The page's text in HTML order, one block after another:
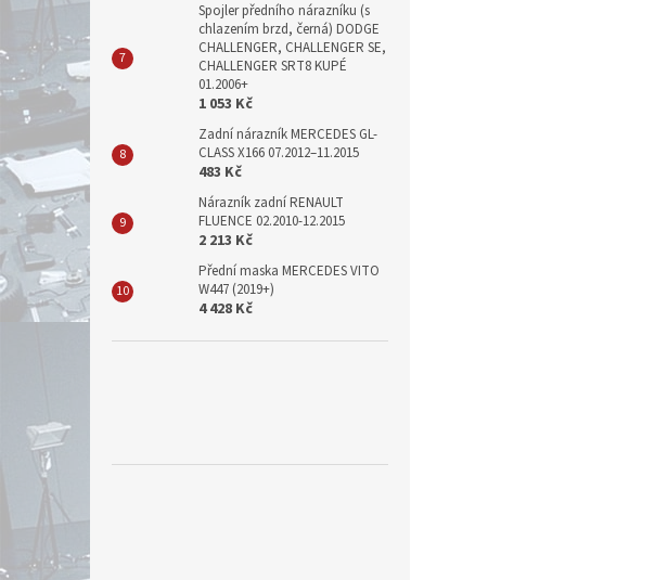
Spojler předního nárazníku (s
chlazením brzd, černá) DODGE
CHALLENGER, CHALLENGER SE,
CHALLENGER SRT8 KUPÉ
01.2006+
1 053 Kč
Zadní nárazník MERCEDES GL-
CLASS X166 07.2012–11.2015
483 Kč
Nárazník zadní RENAULT
FLUENCE 02.2010-12.2015
2 213 Kč
Přední maska MERCEDES VITO
W447 (2019+)
4 428 Kč